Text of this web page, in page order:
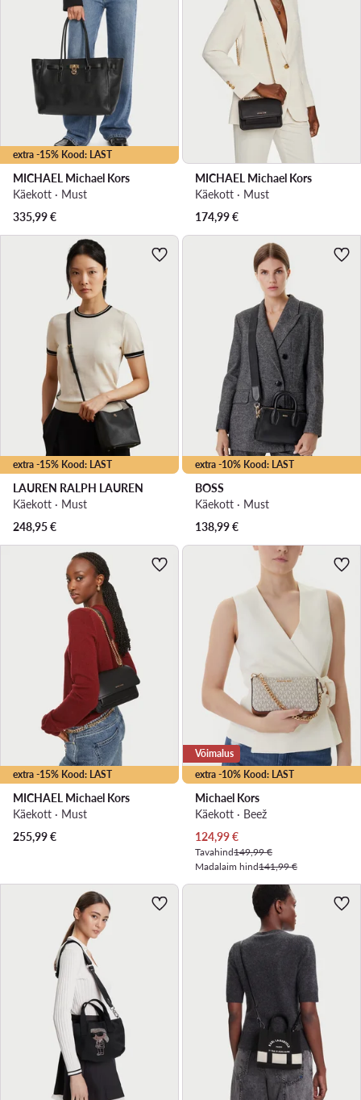
extra -15% Kood: LAST
MICHAEL Michael Kors
Käekott · Must
335,99€
MICHAEL Michael Kors
Käekott · Must
174,99€
extra -15% Kood: LAST
LAUREN RALPH LAUREN
Käekott · Must
248,95€
extra -10% Kood: LAST
BOSS
Käekott · Must
138,99€
extra -15% Kood: LAST
MICHAEL Michael Kors
Käekott · Must
255,99€
extra -10% Kood: LAST
Võimalus
Michael Kors
Käekott · Beež
Praegune hind
124,99€
Tavahind149,99 €
Madalaim hind141,99 €